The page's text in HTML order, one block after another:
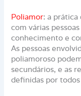
Poliamor: a
com várias
conhecimento e
As pessoas
poliamoroso
secundários, e as
definidas por